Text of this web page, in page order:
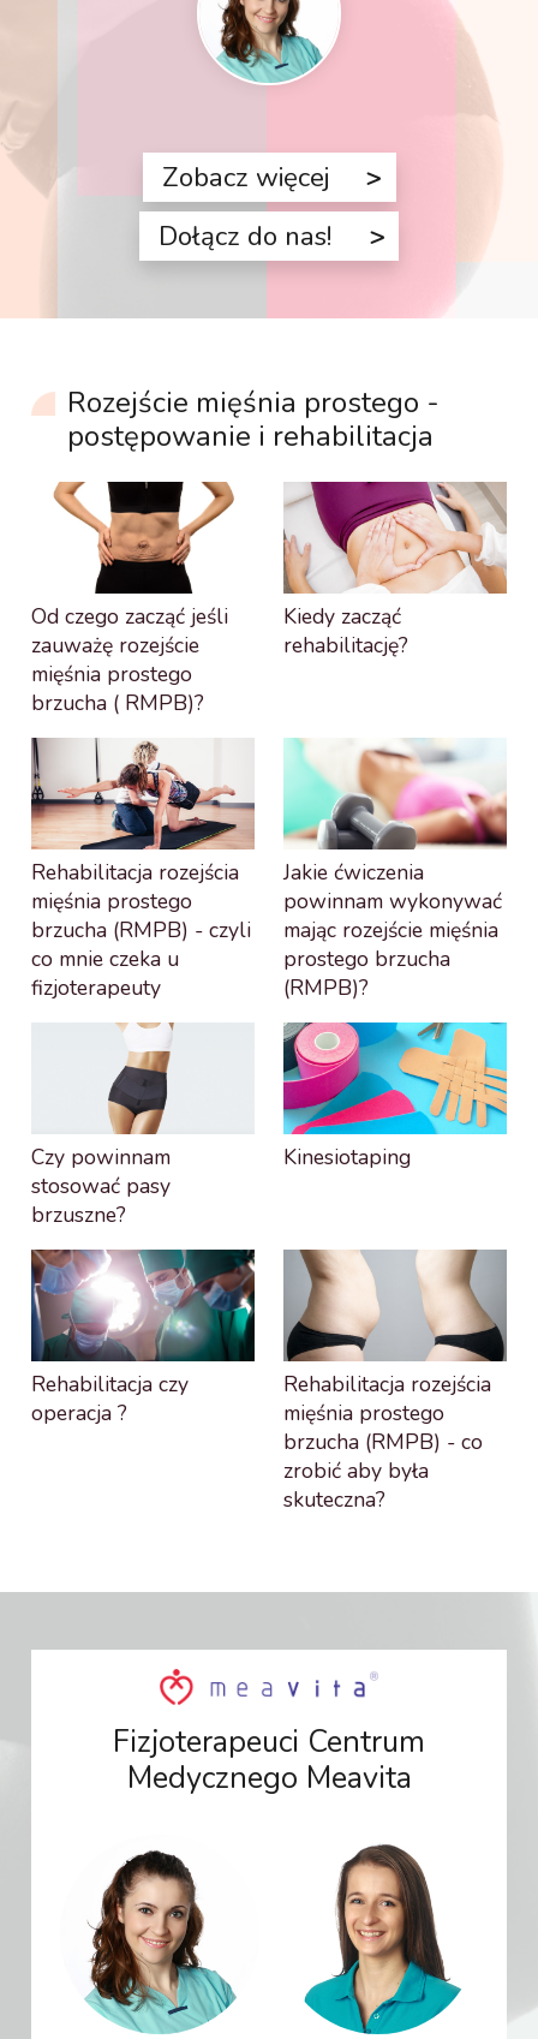
Zobacz więcej
Dołącz do nas!
Rozejście mięśnia prostego -
postępowanie i rehabilitacja
Od czego zacząć jeśli
zauważę rozejście
mięśnia prostego
brzucha ( RMPB)?
Kiedy zacząć
rehabilitację?
Rehabilitacja rozejścia
mięśnia prostego
brzucha (RMPB) - czyli
co mnie czeka u
fizjoterapeuty
Jakie ćwiczenia
powinnam wykonywać
mając rozejście mięśnia
prostego brzucha
(RMPB)?
Czy powinnam
stosować pasy
brzuszne?
Kinesiotaping
Rehabilitacja czy
operacja ?
Rehabilitacja rozejścia
mięśnia prostego
brzucha (RMPB) - co
zrobić aby była
skuteczna?
Fizjoterapeuci Centrum
Medycznego Meavita